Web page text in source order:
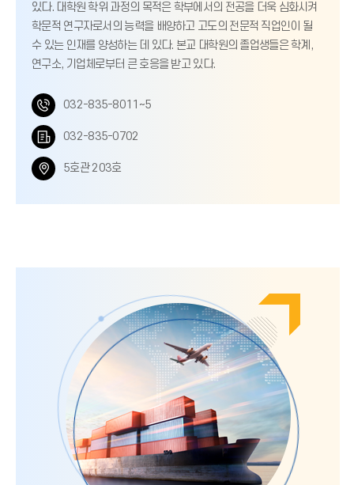
있다. 대학원 학위 과정의 목적은 학부에서의 전공을 더욱 심화시켜
학문적 연구자로서의 능력을 배양하고 고도의 전문적 직업인이 될
수 있는 인재를 양성하는 데 있다. 본교 대학원의 졸업생들은 학계,
연구소, 기업체로부터 큰 호응을 받고 있다.
032-835-8011~5전
032-835-0702
5호관 203호위